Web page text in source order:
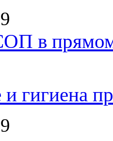
в
и гигиена